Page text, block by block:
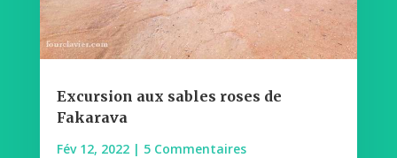
Excursion aux sables roses de
Fakarava
Fév 12, 2022| 5 Commentaires